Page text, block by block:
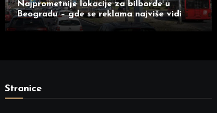
Najprometnije lokacije za bilborde u
Beogradu – gde se reklama najviše vidi
Stranice